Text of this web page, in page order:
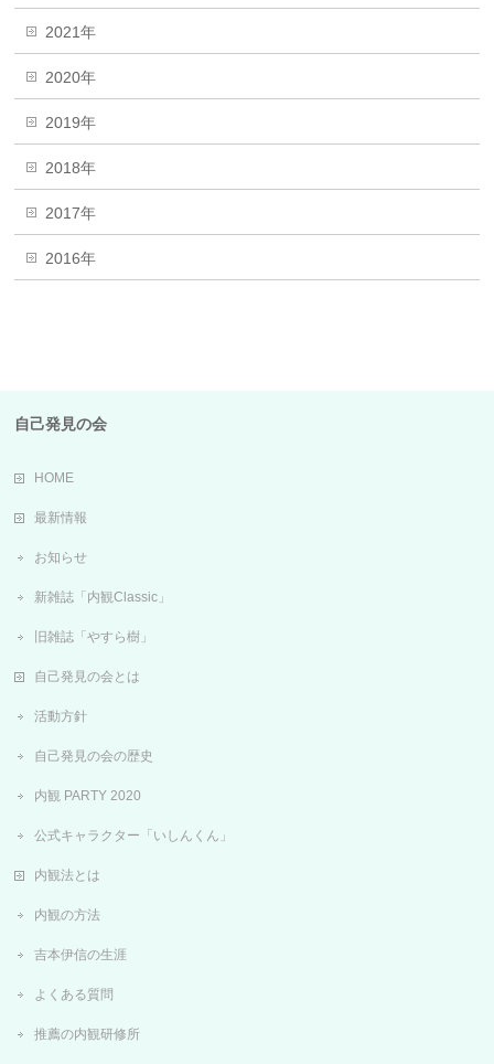
2021年
2020年
2019年
2018年
2017年
2016年
自己発見の会
HOME
最新情報
お知らせ
新雑誌「内観Classic」
旧雑誌「やすら樹」
自己発見の会とは
活動方針
自己発見の会の歴史
内観 PARTY 2020
公式キャラクター「いしんくん」
内観法とは
内観の方法
吉本伊信の生涯
よくある質問
推薦の内観研修所